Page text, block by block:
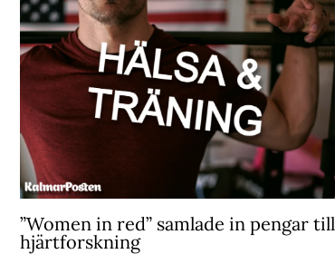
”Women in red” samlade in pengar till
hjärtforskning